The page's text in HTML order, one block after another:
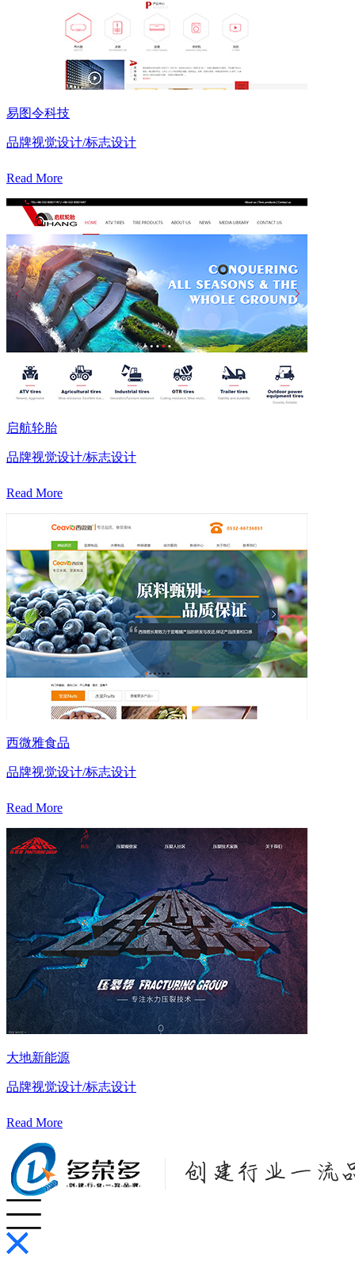
易图令科技
品牌视觉设计/标志设计
Read More
启航轮胎
品牌视觉设计/标志设计
Read More
西微雅食品
品牌视觉设计/标志设计
Read More
大地新能源
品牌视觉设计/标志设计
Read More